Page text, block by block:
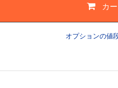
カ
オプションの値